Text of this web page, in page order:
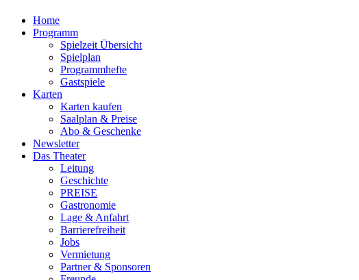
Home
Programm
Spielzeit Übersicht
Spielplan
Programmhefte
Gastspiele
Karten
Karten kaufen
Saalplan & Preise
Abo & Geschenke
Newsletter
Das Theater
Leitung
Geschichte
PREISE
Gastronomie
Lage & Anfahrt
Barrierefreiheit
Jobs
Vermietung
Partner & Sponsoren